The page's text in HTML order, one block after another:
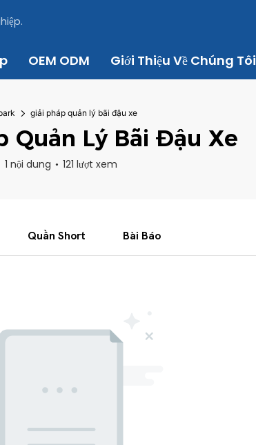
OEM ODM Giới Thiệu Về Chúng Tôi
giải pháp quản lý bãi đậu xe
Quản Lý Bãi Đậu Xe
1 nội dung 121 lượt xem
Quần Short Bài Báo